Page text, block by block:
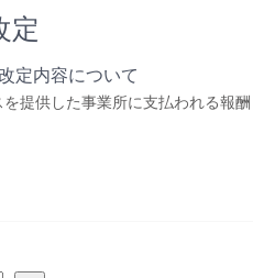
定
定内容について
提供した事業所に支払われる報酬